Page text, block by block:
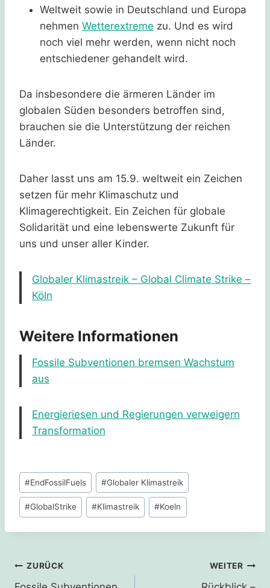
Weltweit sowie in Deutschland und Europa
nehmen Wetterextreme zu. Und es wird
noch viel mehr werden, wenn nicht noch
entschiedener gehandelt wird.
Da insbesondere die ärmeren Länder im
globalen Süden besonders betroffen sind,
brauchen sie die Unterstützung der reichen
Länder.
Daher lasst uns am 15.9. weltweit ein Zeichen
setzen für mehr Klimaschutz und
Klimagerechtigkeit. Ein Zeichen für globale
Solidarität und eine lebenswerte Zukunft für
uns und unser aller Kinder.
Globaler Klimastreik – Global Climate Strike –
Köln
Weitere Informationen
Fossile Subventionen bremsen Wachstum
aus
Energieriesen und Regierungen verweigern
Transformation
Schlagworte:
#EndFossilFuels #Globaler Klimastreik
#GlobalStrike #Klimastreik #Koeln
Beitragsnavigation
ZURÜCK WEITER